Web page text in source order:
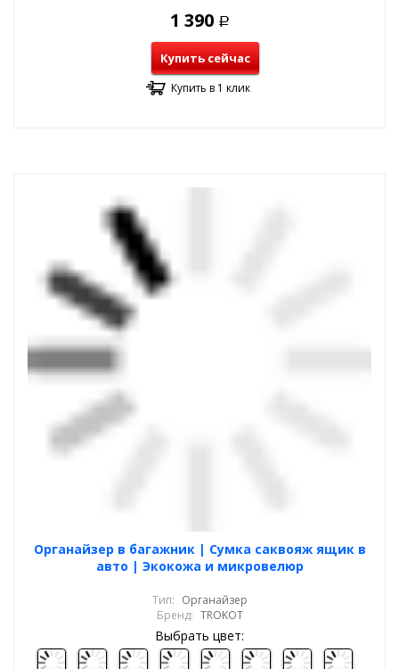
1 390 Р
Купить сейчас
Купить в 1 клик
Органайзер в багажник | Сумка саквояж ящик в
авто | Экокожа и микровелюр
Тип: Органайзер
Бренд: TROKOT
Выбрать цвет: